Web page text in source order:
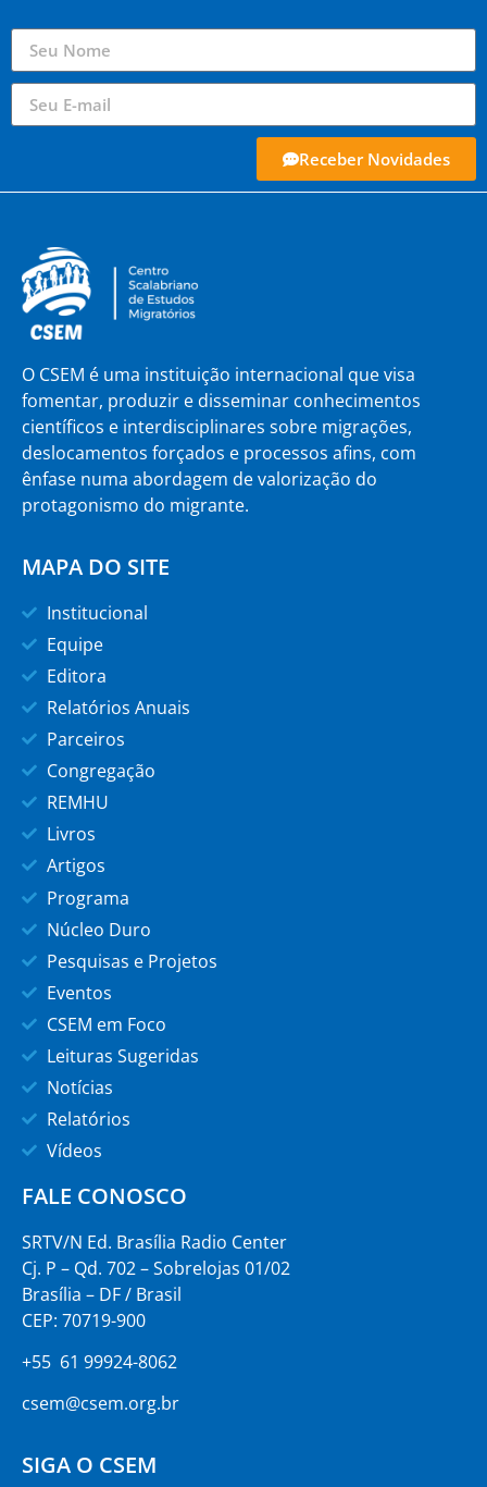
Receber Novidades
O CSEM é uma instituição internacional que visa
fomentar, produzir e disseminar conhecimentos
científicos e interdisciplinares sobre migrações,
deslocamentos forçados e processos afins, com
ênfase numa abordagem de valorização do
protagonismo do migrante.
MAPA DO SITE
Institucional
Equipe
Editora
Relatórios Anuais
Parceiros
Congregação
REMHU
Livros
Artigos
Programa
Núcleo Duro
Pesquisas e Projetos
Eventos
CSEM em Foco
Leituras Sugeridas
Notícias
Relatórios
Vídeos
FALE CONOSCO
SRTV/N Ed. Brasília Radio Center
Cj. P – Qd. 702 – Sobrelojas 01/02
Brasília – DF / Brasil
CEP: 70719-900
+55 61 99924-8062
csem@csem.org.br
SIGA O CSEM